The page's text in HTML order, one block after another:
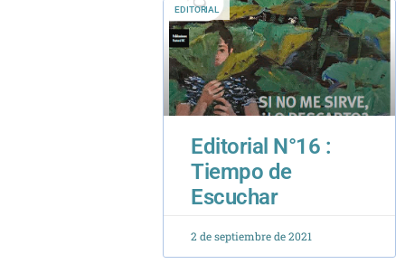
Editorial N°16 :
Tiempo de
Escuchar
2 de septiembre de 2021
EN LA ARAUCANÍA